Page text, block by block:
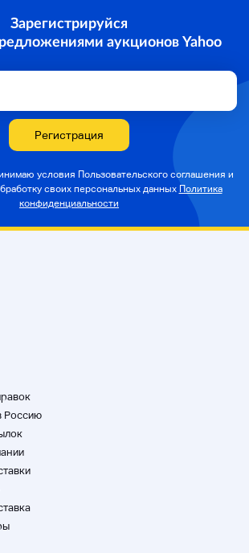
Зарегистрируйся
аукционов Yahoo
Регистрация
условия Пользовательского соглашения и
своих персональных данных Политика
конфиденциальности
Россию